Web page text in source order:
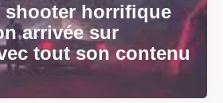
shooter horrifique
arrivée sur
tout son contenu